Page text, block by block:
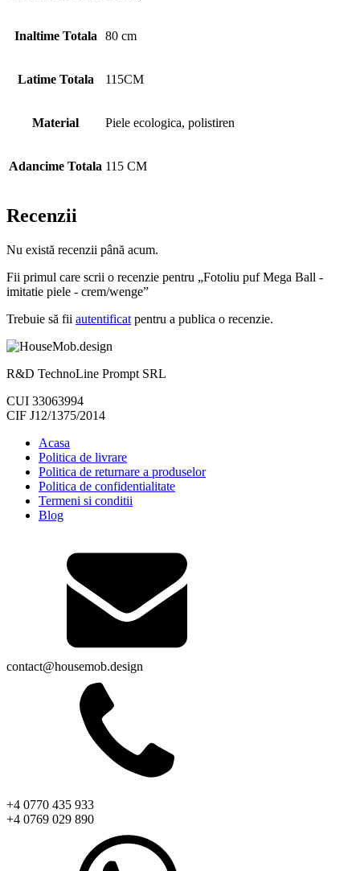
Inaltime Totala 80 cm
Latime Totala 115CM
Material Piele ecologica, polistiren
Adancime Totala 115 CM
Recenzii
Nu există recenzii până acum.
Fii primul care scrii o recenzie pentru „Fotoliu puf Mega Ball -
imitatie piele - crem/wenge”
Trebuie să fii autentificat pentru a publica o recenzie.
R&D TechnoLine Prompt SRL
CUI 33063994
CIF J12/1375/2014
Acasa
Politica de livrare
Politica de returnare a produselor
Politica de confidentialitate
Termeni si conditii
Blog
contact@housemob.design
+4 0770 435 933
+4 0769 029 890